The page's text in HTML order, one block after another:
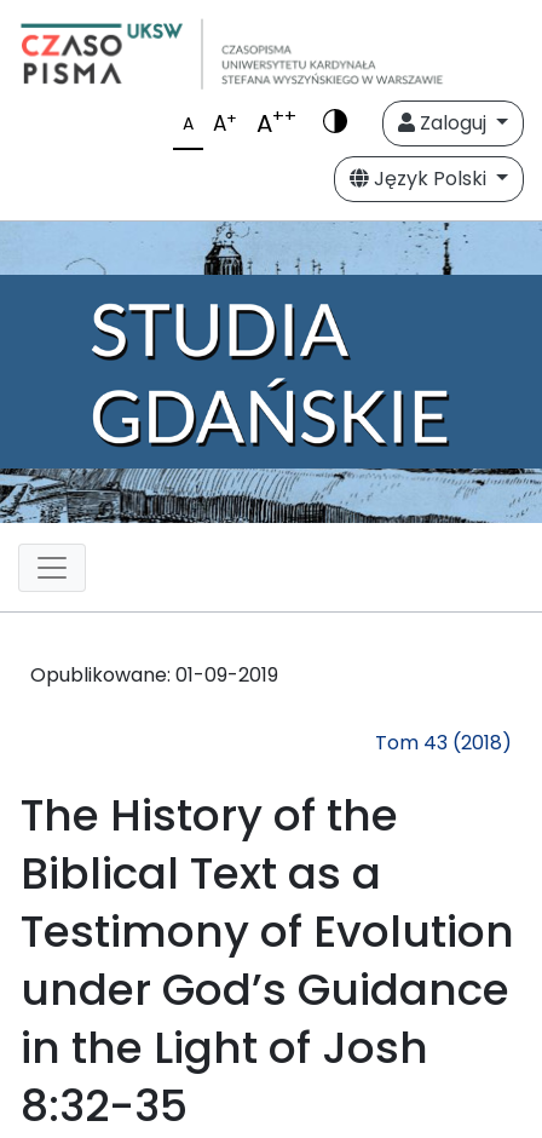
A A+ A++
Zaloguj
Język Polski
Opublikowane: 01-09-2019
Tom 43 (2018)
The History of the
Biblical Text as a
Testimony of Evolution
under God’s Guidance
in the Light of Josh
8:32-35